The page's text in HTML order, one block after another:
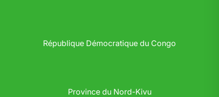
République Démocratique du Congo
Province du Nord-Kivu